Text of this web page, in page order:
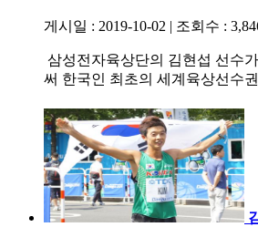
게시일 : 2019-10-02 | 조회수 :
삼성전자육상단의 김현섭 선수
써 한국인 최초의 세계육상선수